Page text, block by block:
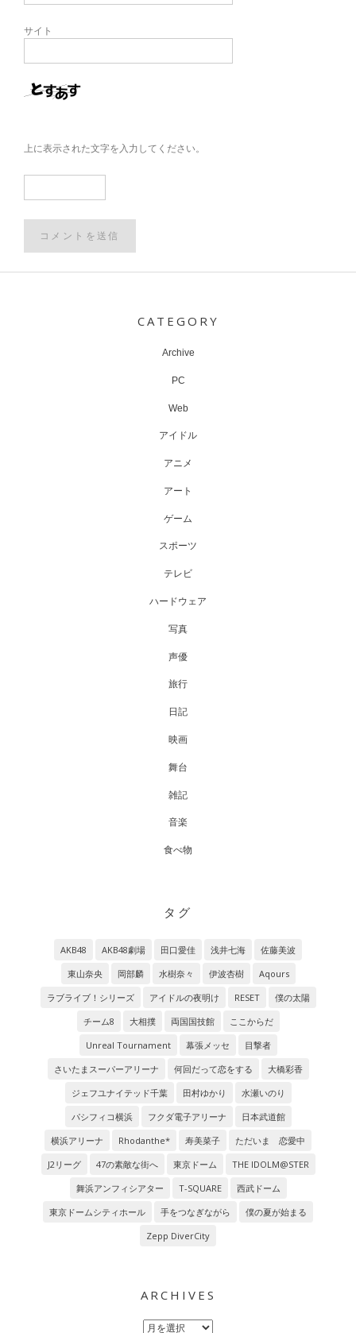
サイト
上に表示された文字を入力してください。
CATEGORY
Archive
PC
Web
アイドル
アニメ
アート
ゲーム
スポーツ
テレビ
ハードウェア
写真
声優
旅行
日記
映画
舞台
雑記
音楽
食べ物
タグ
AKB48 AKB48劇場 田口愛佳 浅井七海
佐藤美波
東山奈央
岡部麟 水樹奈々 伊波杏樹
Aqours
ラブライブ！シリーズ
アイドルの夜明け RESET
僕の太陽
チーム8
大相撲 両国国技館
ここからだ
Unreal Tournament
幕張メッセ
目撃者
さいたまスーパーアリーナ
何回だって恋をする
大橋彩香
ジェフユナイテッド千葉
田村ゆかり
水瀬いのり
パシフィコ横浜
フクダ電子アリーナ
日本武道館
横浜アリーナ
Rhodanthe* 寿美菜子
ただいま 恋愛中
J2リーグ
47の素敵な街へ 東京ドーム
THE IDOLM@STER
舞浜アンフィシアター
T-SQUARE
西武ドーム
東京ドームシティホール
手をつなぎながら
僕の夏が始まる
Zepp DiverCity
ARCHIVES
Archives